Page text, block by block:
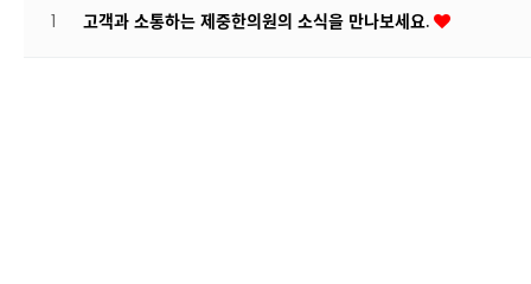
1 고객과 소통하는 제중한의원의 소식을 만나보세요.